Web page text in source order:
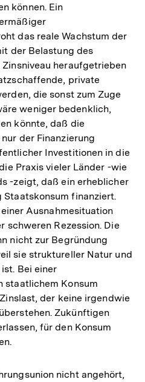
können. Ein
das reale Wachstum der
der Belastung des
heraufgetrieben
private
die sonst zum Zuge
weniger bedenklich,
könnte, daß die
der Finanzierung
Investitionen in die
Praxis vieler Länder -wie
-zeigt, daß ein erheblicher
Staatskonsum finanziert.
Ausnahmesituation
schweren Rezession. Die
nicht zur Begründung
sie struktureller Natur und
Bei einer
staatlichem Konsum
der keine irgendwie
Zukünftigen
für den Konsum
nicht angehört,